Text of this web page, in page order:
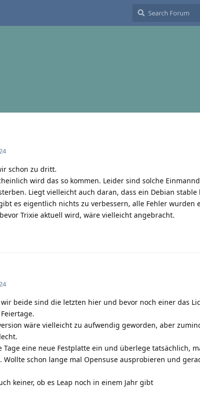
schon zu dritt.
wird das so kommen. Leider sind solche
Liegt vielleicht auch daran, dass ein Debian
es eigentlich nichts zu verbessern, alle Fehler
Trixie aktuell wird, wäre vielleicht angebracht.
beide sind die letzten hier und bevor noch einer das
wäre vielleicht zu aufwendig geworden, aber
eine neue Festplatte ein und überlege tatsächlich,
Wollte schon lange mal Opensuse ausprobieren und
keiner, ob es Leap noch in einem Jahr gibt